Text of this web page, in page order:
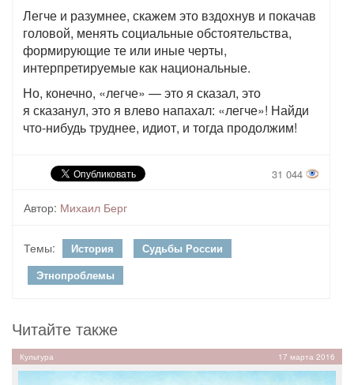
Легче и разумнее, скажем это вздохнув и покачав
головой, менять социальные обстоятельства,
формирующие те или иные черты,
интерпретируемые как национальные.
Но, конечно, «легче» — это я сказал, это
я сказанул, это я влево напахал: «легче»! Найди
что-нибудь труднее, идиот, и тогда продолжим!
31 044
Автор: Михаил Берг
Темы: История
Судьбы России
Этнопроблемы
Читайте также
Культура 17 марта 2016